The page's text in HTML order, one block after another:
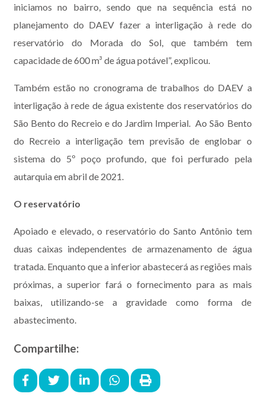
iniciamos no bairro, sendo que na sequência está no
planejamento do DAEV fazer a interligação à rede do
reservatório do Morada do Sol, que também tem
capacidade de 600 m³ de água potável”, explicou.
Também estão no cronograma de trabalhos do DAEV a
interligação à rede de água existente dos reservatórios do
São Bento do Recreio e do Jardim Imperial. Ao São Bento
do Recreio a interligação tem previsão de englobar o
sistema do 5º poço profundo, que foi perfurado pela
autarquia em abril de 2021.
O reservatório
Apoiado e elevado, o reservatório do Santo Antônio tem
duas caixas independentes de armazenamento de água
tratada. Enquanto que a inferior abastecerá as regiões mais
próximas, a superior fará o fornecimento para as mais
baixas, utilizando-se a gravidade como forma de
abastecimento.
Compartilhe: